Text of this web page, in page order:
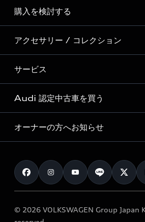
Story of Progress
Audi Sport
Formula 1®
デジタルサービス
ディーラー検索
新車在庫検索
試乗車・展示車検索
見積り依頼
試乗予約
購入を検討する
モデル一覧
特別仕様モデル / 限定モデル
e-tronラインアップ
価格シミュレーション
車両比較
カタログ一覧
アクセサリー / コレクション
純正アクセサリー
オンラインショップ
Audi collection
アウディナビアプリ
サービス
サービス入庫予約
サービスプログラム
メンテナンス
車検 / 定期点検
e-tronアフターサポート
Audi 認定中古車を買う
Audi認定中古車
クオリティ
保証
メンテナンス
オーナーの方へお知らせ
お知らせ
オーナー様向けキャンペーン
© 2026 VOLKSWAGEN Group Japan